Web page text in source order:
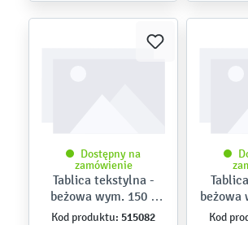
Dostępny na
zamówienie
Tablica tekstylna -
beżowa wym. 150 x
100 cm
Kod produktu: 515082
beżowa
Kod